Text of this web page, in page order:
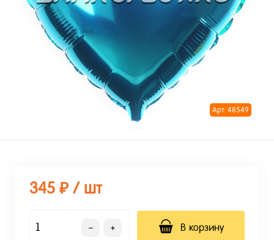
Арт: 48549
345 ₽ / шт
В корзину